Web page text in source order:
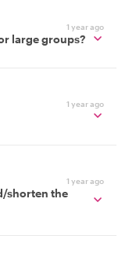
1 year ago
large groups?
1 year ago
1 year ago
shorten the